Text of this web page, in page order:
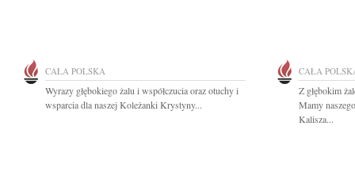
CAŁA POLSKA
Wyrazy głębokiego żalu i współczucia oraz otuchy i
wsparcia dla naszej Koleżanki Krystyny...
CAŁA
Z głębokim
Mamy
Kalisza...